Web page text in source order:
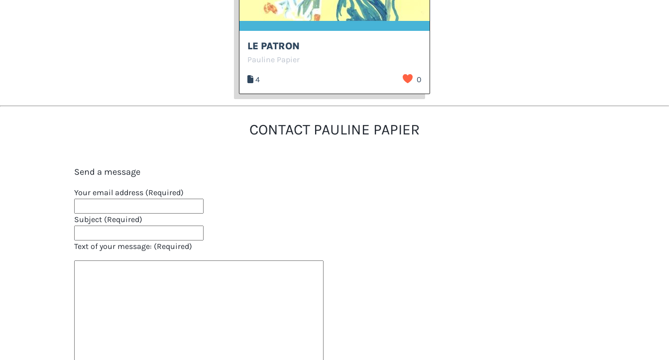
LE PATRON
Pauline Papier
4 0
CONTACT PAULINE PAPIER
Send a message
Your email address (Required)
Subject (Required)
Text of your message: (Required)